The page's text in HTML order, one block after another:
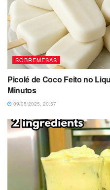
SOBREMESAS
Picolé de Coco Feito no
Minutos
09/05/2025, 20:57